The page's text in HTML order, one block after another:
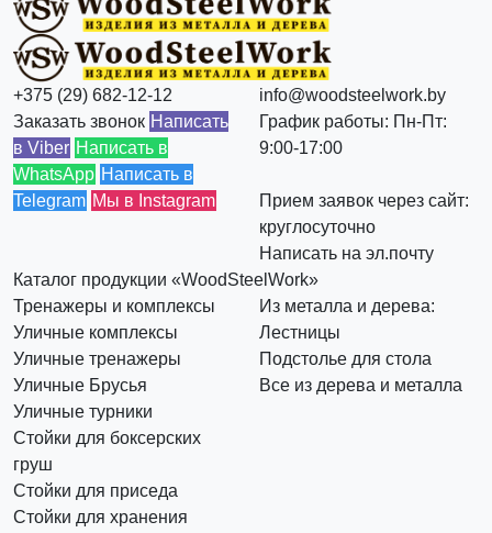
+375 (29) 682-12-12
Заказать звонок Написать
в Viber Написать в
WhatsApp Написать в
Telegram Мы в Instagram
info@woodsteelwork.by
График работы: Пн-Пт:
9:00-17:00
Прием заявок через сайт:
круглосуточно
Написать на эл.почту
Каталог продукции «WoodSteelWork»
Тренажеры и комплексы
Уличные комплексы
Уличные тренажеры
Уличные Брусья
Уличные турники
Стойки для боксерских
груш
Стойки для приседа
Стойки для хранения
Из металла и дерева:
Лестницы
Подстолье для стола
Все из дерева и металла